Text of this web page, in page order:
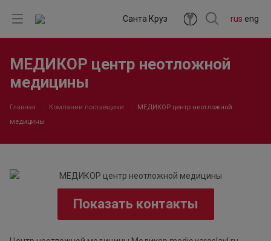
rus eng
Санта Круз
МЕДИКОР центр неотложной
медицины
Главная Компании поставщики
МЕДИКОР центр неотложной
медицины
Показать контакты